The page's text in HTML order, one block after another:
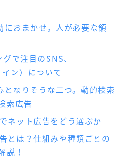
おまかせ。人が必要な領
で注目のSNS、
ン）について
なりそうな二つ。動的検索
索広告
ネット広告をどう選ぶか
とは？仕組みや種類ごとの
説！